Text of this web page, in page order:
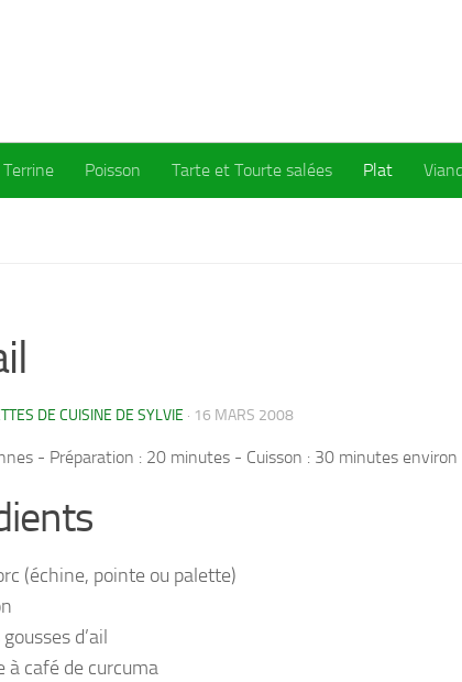
Terrine Poisson Tarte et Tourte salées Plat
DE CUISINE DE SYLVIE · 16 MARS 2008
- Préparation : 20 minutes - Cuisson : 30 minutes environ
(échine, pointe ou palette)
d’ail
à café de curcuma